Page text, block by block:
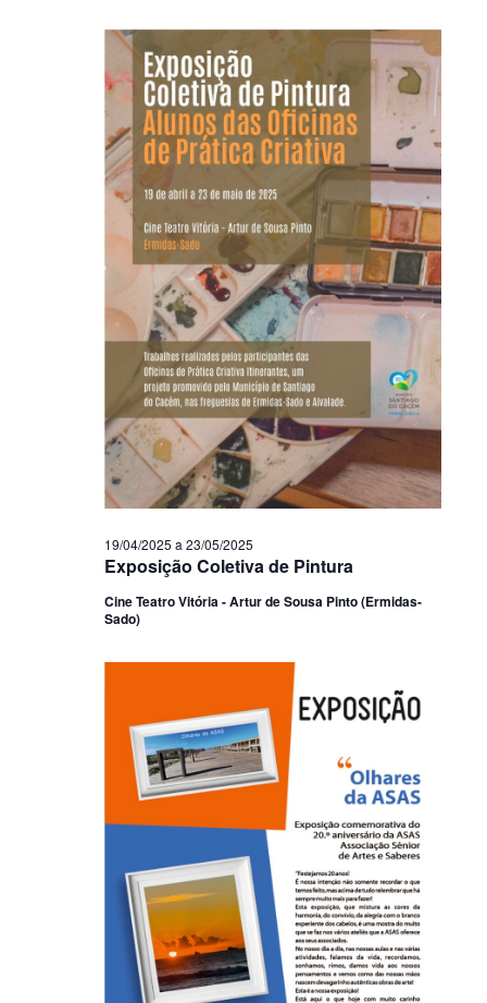
Exposição Coletiva de Pintura
19/04/2025 a 23/05/2025
Cine Teatro Vitória - Artur de Sousa Pinto (Ermidas-
Sado)